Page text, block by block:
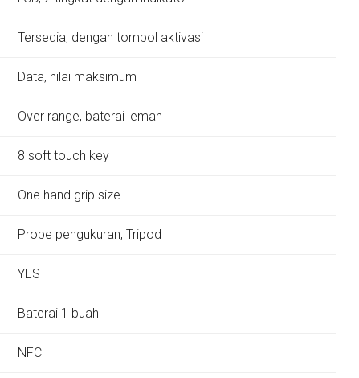
Tersedia, dengan tombol aktivasi
Data, nilai maksimum
Over range, baterai lemah
8 soft touch key
One hand grip size
Probe pengukuran, Tripod
YES
Baterai 1 buah
NFC